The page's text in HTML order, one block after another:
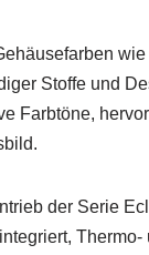
Stoffe und
Farbtöne,
der Serie